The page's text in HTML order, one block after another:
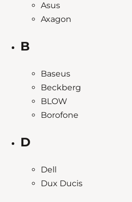
Asus
Axagon
B
Baseus
Beckberg
BLOW
Borofone
D
Dell
Dux Ducis